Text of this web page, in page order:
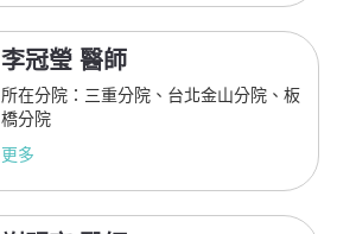
李冠瑩 醫師
所在分院：三重分院、台北金山分院、板
橋分院
更多